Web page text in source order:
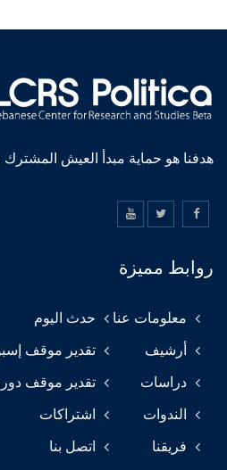
هدفنا هو حماية مبدأ العيش المشترك
روابط مميزة
معلومات عنا
أرشيف
دراسات
الندوات
فريقنا
حدث اليوم
تقدير موقف
تقدير موقف
اشتراكات
اتصل بنا